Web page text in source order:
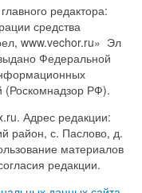
редактора:
средства
www.vechor.ru» Эл
Федеральной
(Роскомнадзор РФ).
Адрес редакции:
район, с. Паслово, д.
материалов
редакции.